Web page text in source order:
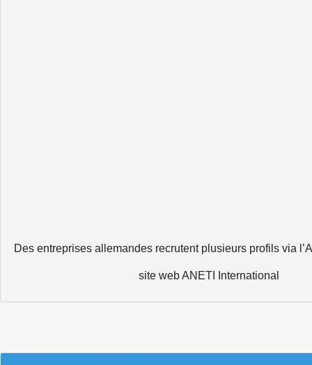
Des entreprises allemandes recrutent plusieurs profils via
site web ANETI International